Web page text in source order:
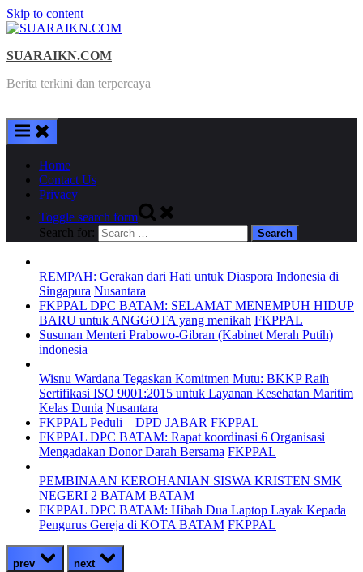
Skip to content
SUARAIKN.COM
Berita terkini dan terpercaya
Home
Contact Us
Privacy
Toggle search form
Search for:
REMPAH: Gerakan dari Hati untuk Diaspora Indonesia di
Singapura Nusantara
FKPPAL DPC BATAM: SELAMAT MENEMPUH HIDUP
BARU untuk ANGGOTA yang menikah FKPPAL
Susunan Menteri Prabowo-Gibran (Kabinet Merah Putih)
indonesia
Wisnu Wardana Tegaskan Komitmen Mutu: BKKP Raih
Sertifikasi ISO 9001:2015 untuk Layanan Kesehatan Maritim
Kelas Dunia Nusantara
FKPPAL Peduli – DPD JABAR FKPPAL
FKPPAL DPC BATAM: Rapat koordinasi 6 Organisasi
Mengadakan Donor Darah Bersama FKPPAL
PEMBINAAN KEROHANIAN SISWA KRISTEN SMK
NEGERI 2 BATAM BATAM
FKPPAL DPC BATAM: Hibah Dua Laptop Layak Kepada
Pengurus Gereja di KOTA BATAM FKPPAL
prev next